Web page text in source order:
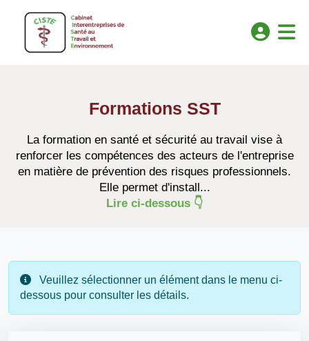
Formations SST
La formation en santé et sécurité au travail vise à
renforcer les compétences des acteurs de l'entreprise
en matière de prévention des risques professionnels.
Elle permet d'install...
Lire ci-dessous 👇
Veuillez sélectionner un élément dans le menu ci-
dessous pour consulter les détails.